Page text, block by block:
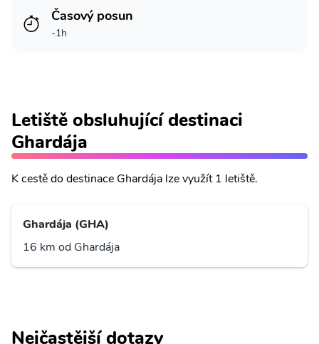
Časový posun
-1h
Letiště obsluhující destinaci
Ghardája
K cestě do destinace Ghardája lze využít 1 letiště.
Ghardája (GHA)
16 km od Ghardája
Nejčastější dotazy